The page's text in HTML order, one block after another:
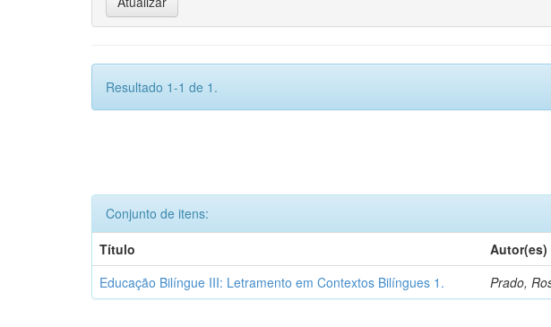
Resultado 1-1 de 1.
Conjunto de itens:
Título
Autor(es)
Educação Bilíngue III: Letramento em Contextos Bilíngues 1.
Prado,